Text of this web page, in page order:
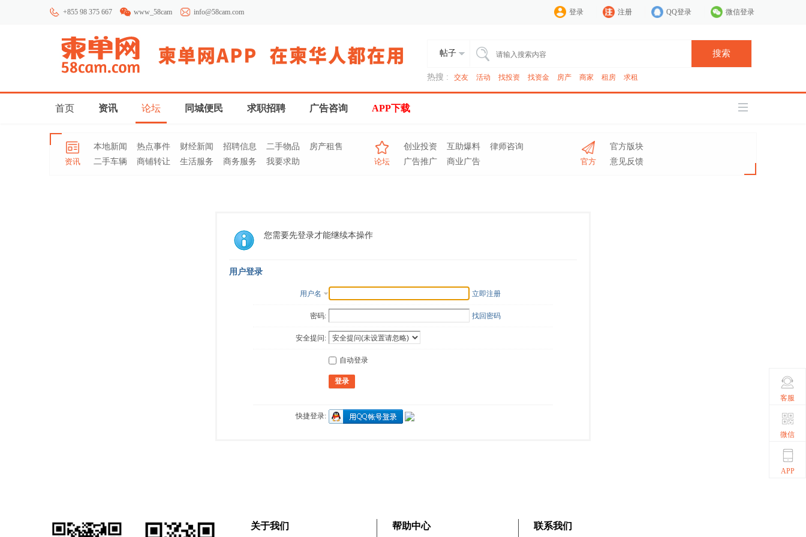
+855 98 375 667 www_58cam info@58cam.com 登录 注册 QQ登录 微信登录
帖子 搜索
热搜 : 交友 活动 找投资 找资金 房产 商家 租房 求租
首页 资讯 论坛 同城便民 求职招聘 广告咨询 APP下载
资讯
本地新闻 热点事件 财经新闻 招聘信息 二手物品
房产租售
二手车辆
商铺转让 生活服务 商务服务 我要求助 论坛
创业投资 互助爆料
律师咨询
广告推广
商业广告 官方
官方版块
意见反馈
您需要先登录才能继续本操作
用户登录
用户名 立即注册
密码: 找回密码
安全提问:
自动登录
登录
快捷登录:
关于我们 帮助中心 联系我们
客服
微信
APP